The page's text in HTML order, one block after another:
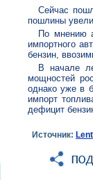
Сейчас
пошлины
По мнению
импортного
бензин,
В начале
мощностей
однако уже в
импорт
дефицит
Источник: